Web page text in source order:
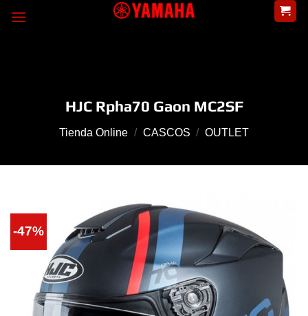
HJC Rpha70 Gaon MC2SF
Tienda Online / CASCOS / OUTLET
-47%